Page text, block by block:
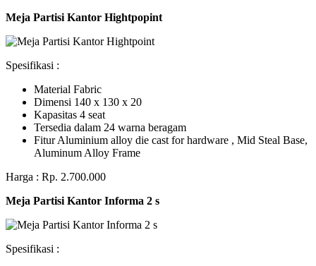
Meja Partisi Kantor Hightpopint
Spesifikasi :
Material Fabric
Dimensi 140 x 130 x 20
Kapasitas 4 seat
Tersedia dalam 24 warna beragam
Fitur Aluminium alloy die cast for hardware , Mid Steal Base,
Aluminum Alloy Frame
Harga : Rp. 2.700.000
Meja Partisi Kantor Informa 2 s
Spesifikasi :